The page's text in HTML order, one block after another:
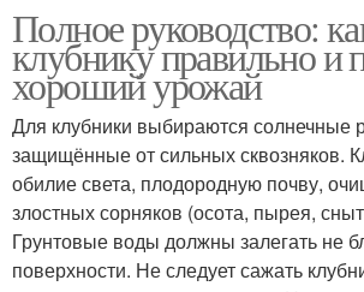
Полное руководство:
клубнику правильно и
хороший урожай
Для клубники выбираются солнечные
защищённые от сильных сквозняков.
обилие света, плодородную почву,
злостных сорняков (осота, пырея,
Грунтовые воды должны залегать не
поверхности. Не следует сажать